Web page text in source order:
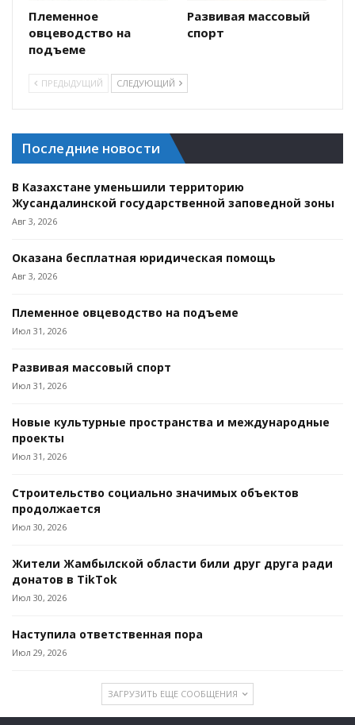
Племенное
овцеводство на
подъеме
Развивая массовый
спорт
ПРЕДЫДУЩИЙ СЛЕДУЮЩИЙ
Последние новости
В Казахстане уменьшили территорию
Жусандалинской государственной заповедной зоны
Авг 3, 2026
Оказана бесплатная юридическая помощь
Авг 3, 2026
Племенное овцеводство на подъеме
Июл 31, 2026
Развивая массовый спорт
Июл 31, 2026
Новые культурные пространства и международные
проекты
Июл 31, 2026
Строительство социально значимых объектов
продолжается
Июл 30, 2026
Жители Жамбылской области били друг друга ради
донатов в TikTok
Июл 30, 2026
Наступила ответственная пора
Июл 29, 2026
ЗАГРУЗИТЬ ЕЩЕ СООБЩЕНИЯ